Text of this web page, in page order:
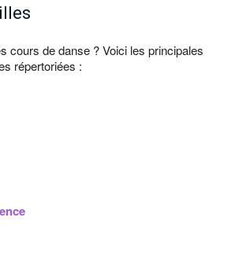
cours de danse ? Voici les principales
répertoriées :